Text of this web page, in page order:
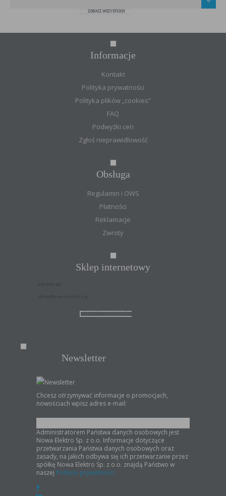
ZOBACZ WSZYSTKICH
Informacje
Kontakt
Polityka prywatności
Polityka plików „cookies”
FAQ
Podwyżki cen
Zgłoś nieprawidłowość
Obsługa
Regulamin i OWS
Płatności
Reklamacje
Zwroty
Sklep internetowy
Newsletter
Newsletter
Chcesz otrzymywać informacje o promocjach,
nowościach wpisz adres e-mail:
Administratorem Państwa danych osobowych jest
Nowa Elektro Sp. z o.o. Informacje dotyczące
przetwarzania Państwa danych osobowych oraz
zasady, na jakich odbywa się ich przetwarzanie przez
spółkę Nowa Elektro Sp. z o.o. znajdą Państwo w
naszej Polityce prywatności